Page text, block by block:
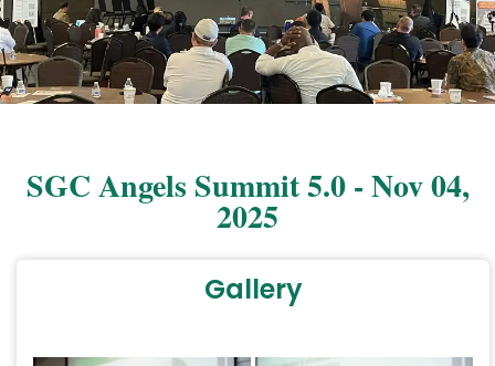
SGC Angels Summit 5.0 - Nov 04,
2025
Gallery